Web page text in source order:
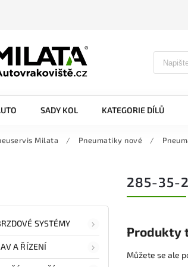
SADY KOL KATEGORIE DÍLŮ
Milata / Pneumatiky nové /
SYSTÉMY
A ŘÍZENÍ
285-35-
Produkty
Můžete se ale